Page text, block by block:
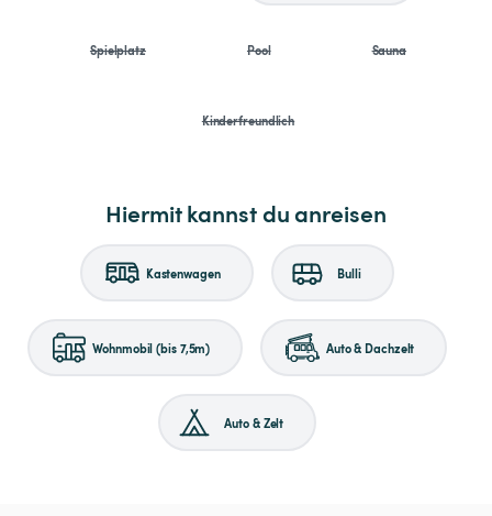
Spielplatz Pool Sauna
Kinderfreundlich
Hiermit kannst du anreisen
Kastenwagen Bulli
Wohnmobil (bis 7,5m) Auto & Dachzelt
Auto & Zelt